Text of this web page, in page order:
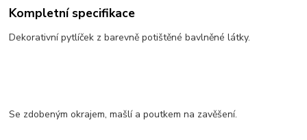
Kompletní specifikace
Dekorativní pytlíček z barevně potištěné bavlněné látky.
Se zdobeným okrajem, mašlí a poutkem na zavěšení.